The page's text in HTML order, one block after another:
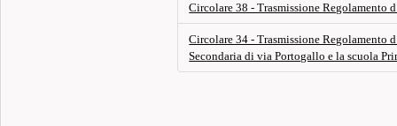
Circolare 38 - Trasmissione Regolamento
Circolare 34 - Trasmissione Regolamento
Secondaria di via Portogallo e la scuola